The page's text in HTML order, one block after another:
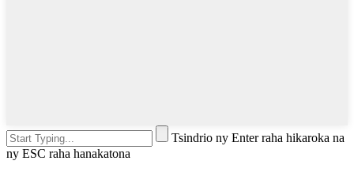
Tsindrio ny Enter raha hikaroka na
ny ESC raha hanakatona